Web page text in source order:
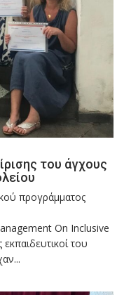
του άγχους
προγράμματος
On Inclusive
του